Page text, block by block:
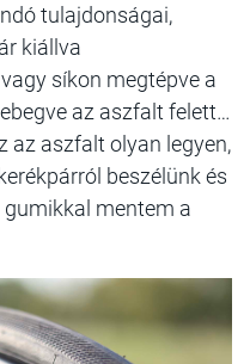
tulajdonságai,
kiállva
síkon megtépve a
az aszfalt felett…
az aszfalt olyan legyen,
beszélünk és
mentem a